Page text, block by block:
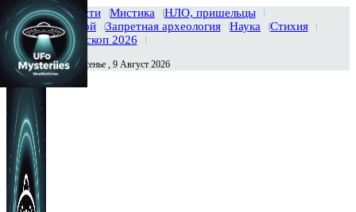
Главная Новости Мистика
НЛО, пришельцы
Тайны вселенной
Запретная археология Наука
Стихия
История
Гороскоп 2026
Сегодня Воскресенье , 9 Август 2026